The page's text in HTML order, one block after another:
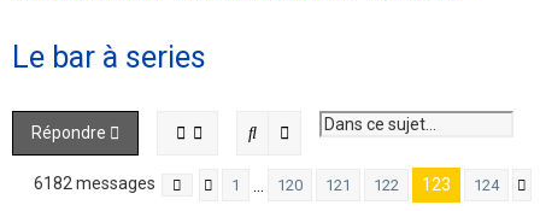
Le bar à series
Répondre RechercherRecherche avancée
6182 messages Page 123 sur 124
Précédente
1 120 121 122 123 124